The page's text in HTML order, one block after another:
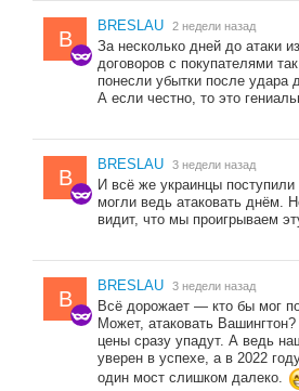
B
BRESLAU 2 недели назад
За несколько дней до атаки
договоров с покупателями
понесли убытки после удара
А если честно, то это
B
BRESLAU 3 недели назад
И всё же украинцы
могли ведь атаковать днём.
видит, что мы проигрываем
B
BRESLAU 3 недели назад
Всё дорожает — кто бы мог
Может, атаковать
цены сразу упадут. А ведь
уверен в успехе, а в 2022
один мост слишком далеко.